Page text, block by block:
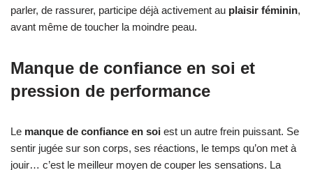
parler, de rassurer, participe déjà activement au plaisir féminin,
avant même de toucher la moindre peau.
Manque de confiance en soi et
pression de performance
Le manque de confiance en soi est un autre frein puissant. Se
sentir jugée sur son corps, ses réactions, le temps qu’on met à
jouir… c’est le meilleur moyen de couper les sensations. La